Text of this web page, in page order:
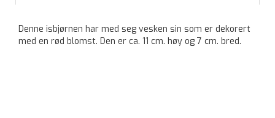
Denne isbjørnen har med seg vesken sin som er dekorert
med en rød blomst. Den er ca. 11 cm. høy og 7 cm. bred.